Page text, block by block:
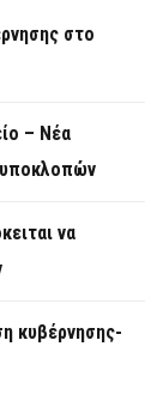
στο
– Νέα
να
κυβέρνησης-